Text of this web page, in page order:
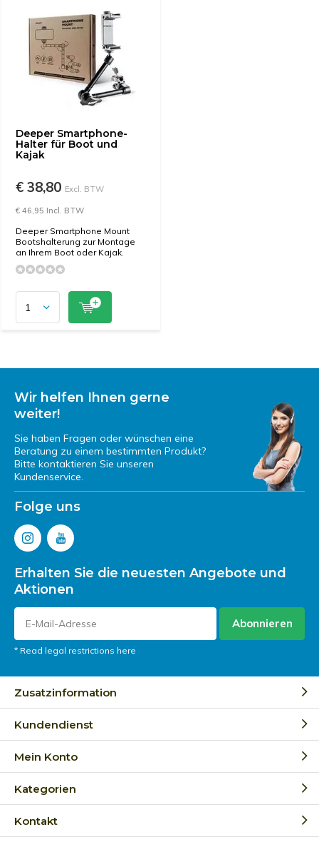
Deeper Smartphone-
Halter für Boot und
Kajak
€ 38,80 Excl. BTW
€ 46,95 Incl. BTW
Deeper Smartphone Mount
Bootshalterung zur Montage
an Ihrem Boot oder Kajak.
Wir helfen Ihnen gerne
weiter!
Sie haben Fragen oder wünschen eine
Beratung zu einem bestimmten Produkt?
Bitte kontaktieren Sie unseren
Kundenservice.
Folge uns
Erhalten Sie die neuesten Angebote und
Aktionen
Abonnieren
* Read legal restrictions here
Zusatzinformation
Kundendienst
Mein Konto
Kategorien
Kontakt